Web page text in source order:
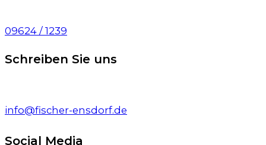
09624 / 1239
Schreiben Sie uns
info@fischer-ensdorf.de
Social Media